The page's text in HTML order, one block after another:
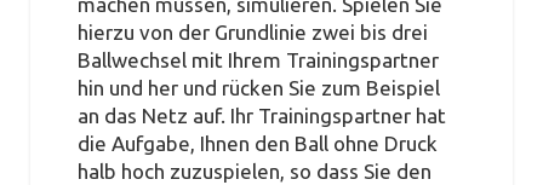
hierzu von der Grundlinie zwei bis drei
Ballwechsel mit Ihrem Trainingspartner
hin und her und rücken Sie zum Beispiel
an das Netz auf. Ihr Trainingspartner hat
die Aufgabe, Ihnen den Ball ohne Druck
halb hoch zuzuspielen, so dass Sie den